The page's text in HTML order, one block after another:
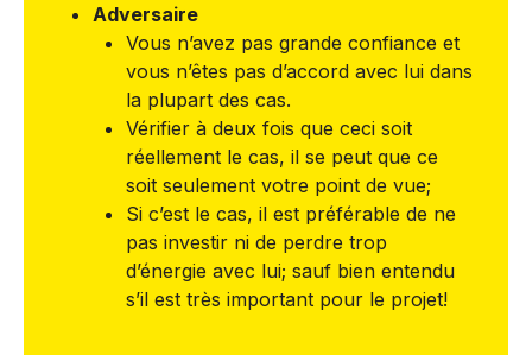
Adversaire
Vous n’avez pas grande confiance et
vous n’êtes pas d’accord avec lui dans
la plupart des cas.
Vérifier à deux fois que ceci soit
réellement le cas, il se peut que ce
soit seulement votre point de vue;
Si c’est le cas, il est préférable de ne
pas investir ni de perdre trop
d’énergie avec lui; sauf bien entendu
s’il est très important pour le projet!